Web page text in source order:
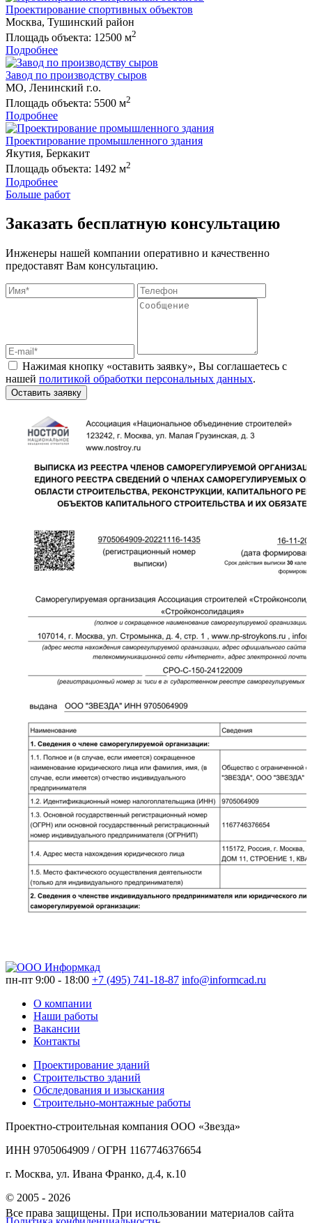
Проектирование спортивных объектов
Москва, Тушинский район
Площадь объекта: 12500 м2
Подробнее
Завод по производству сыров
МО, Ленинский г.о.
Площадь объекта: 5500 м2
Подробнее
Проектирование промышленного здания
Якутия, Беркакит
Площадь объекта: 1492 м2
Подробнее
Больше работ
Заказать бесплатную консультацию
Инженеры нашей компании оперативно и качественно
предоставят Вам консультацию.
Нажимая кнопку «оставить заявку», Вы соглашаетесь с
нашей политикой обработки персональных данных.
Оставить заявку
пн-пт 9:00 - 18:00 +7 (495) 741-18-87 info@informcad.ru
О компании
Наши работы
Вакансии
Контакты
Проектирование зданий
Строительство зданий
Обследования и изыскания
Строительно-монтажные работы
Проектно-строительная компания ООО «Звезда»
ИНН 9705064909 / ОГРН 1167746376654
г. Москва, ул. Ивана Франко, д.4, к.10
© 2005 - 2026
Все права защищены. При использовании материалов сайта